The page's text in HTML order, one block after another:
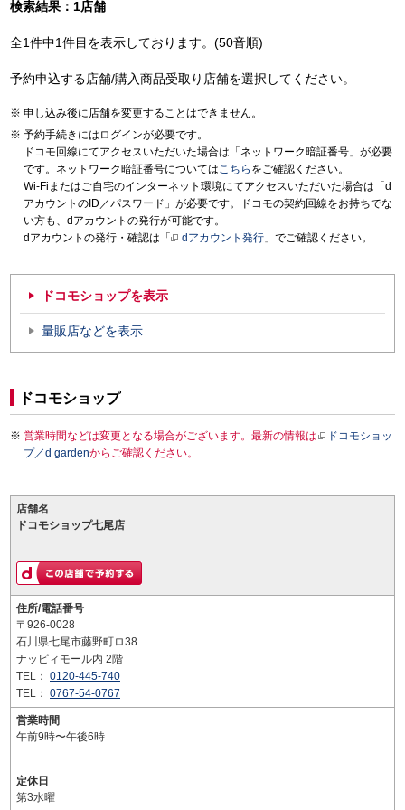
検索結果：1店舗
全1件中1件目を表示しております。(50音順)
予約申込する店舗/購入商品受取り店舗を選択してください。
申し込み後に店舗を変更することはできません。
予約手続きにはログインが必要です。
ドコモ回線にてアクセスいただいた場合は「ネットワーク暗証番号」が必要
です。ネットワーク暗証番号についてはこちら をご確認ください。
Wi-Fiまたはご自宅のインターネット環境にてアクセスいただいた場合は「d
アカウントのID／パスワード」が必要です。ドコモの契約回線をお持ちでな
い方も、dアカウントの発行が可能です。
dアカウントの発行・確認は「
dアカウント発行 」でご確認ください。
ドコモショップを表示
量販店などを表示
ドコモショップ
営業時間などは変更となる場合がございます。最新の情報は
ドコモショッ
プ／d gardenからご確認ください。
店舗名
ドコモショップ七尾店
住所/電話番号
〒926-0028
石川県七尾市藤野町ロ38
ナッピィモール内 2階
TEL： 0120-445-740
TEL： 0767-54-0767
営業時間
午前9時〜午後6時
定休日
第3水曜